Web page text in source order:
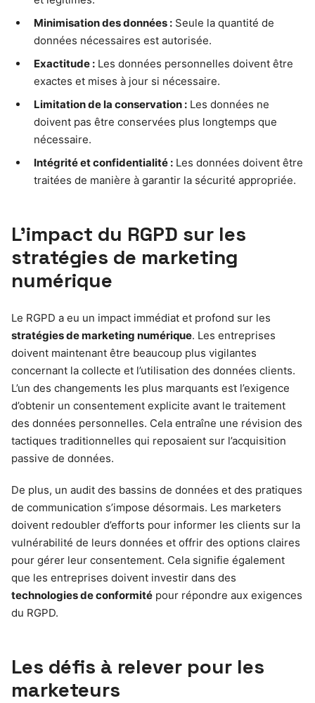
Minimisation des données : Seule la quantité de
données nécessaires est autorisée.
Exactitude : Les données personnelles doivent être
exactes et mises à jour si nécessaire.
Limitation de la conservation : Les données ne
doivent pas être conservées plus longtemps que
nécessaire.
Intégrité et confidentialité : Les données doivent être
traitées de manière à garantir la sécurité appropriée.
L’impact du RGPD sur les
stratégies de marketing
numérique
Le RGPD a eu un impact immédiat et profond sur les
stratégies de marketing numérique. Les entreprises
doivent maintenant être beaucoup plus vigilantes
concernant la collecte et l’utilisation des données clients.
L’un des changements les plus marquants est l’exigence
d’obtenir un consentement explicite avant le traitement
des données personnelles. Cela entraîne une révision des
tactiques traditionnelles qui reposaient sur l’acquisition
passive de données.
De plus, un audit des bassins de données et des pratiques
de communication s’impose désormais. Les marketers
doivent redoubler d’efforts pour informer les clients sur la
vulnérabilité de leurs données et offrir des options claires
pour gérer leur consentement. Cela signifie également
que les entreprises doivent investir dans des
technologies de conformité pour répondre aux exigences
du RGPD.
Les défis à relever pour les
marketeurs